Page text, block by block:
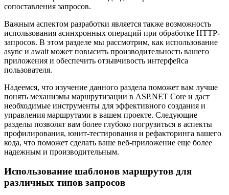
сопоставления запросов.
Важным аспектом разработки является также возможность
использования асинхронных операций при обработке HTTP-
запросов. В этом разделе мы рассмотрим, как использование
async и await может повысить производительность вашего
приложения и обеспечить отзывчивость интерфейса
пользователя.
Надеемся, что изучение данного раздела поможет вам лучше
понять механизмы маршрутизации в ASP.NET Core и даст
необходимые инструменты для эффективного создания и
управления маршрутами в вашем проекте. Следующие
разделы позволят вам более глубоко погрузиться в аспекты
профилирования, юнит-тестирования и рефакторинга вашего
кода, что поможет сделать ваше веб-приложение еще более
надежным и производительным.
Использование шаблонов маршрутов для
различных типов запросов